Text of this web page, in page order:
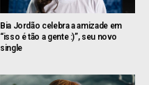
Bia Jordão celebra a amizade em
“isso é tão a gente :)”, seu novo
single